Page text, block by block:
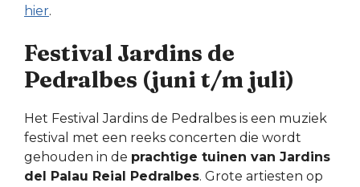
hier.
Festival Jardins de
Pedralbes (juni t/m juli)
Het Festival Jardins de Pedralbes is een muziek
festival met een reeks concerten die wordt
gehouden in de prachtige tuinen van Jardins
del Palau Reial Pedralbes. Grote artiesten op